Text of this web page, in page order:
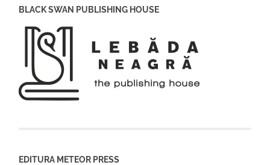
BLACK SWAN PUBLISHING HOUSE
EDITURA METEOR PRESS